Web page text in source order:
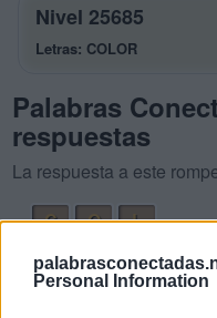
Personal Information
Nivel 25685
Letras: COLOR
Palabras
respuestas
La respuesta a este
C
O
L
L
O
O
R
O
L